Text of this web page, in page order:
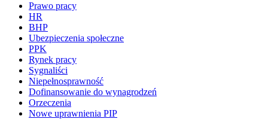
Prawo pracy
HR
BHP
Ubezpieczenia społeczne
PPK
Rynek pracy
Sygnaliści
Niepełnosprawność
Dofinansowanie do wynagrodzeń
Orzeczenia
Nowe uprawnienia PIP